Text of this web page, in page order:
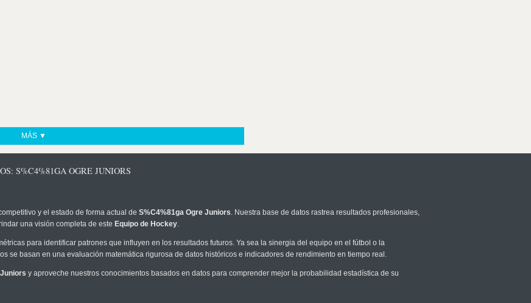
MÁS ▼
S%C4%81GA OGRE JUNIORS
y el estado de forma actual de S%C4%81ga Ogre Juniors. Nuestra base de datos rastrea resultados profesionales,
una visión completa de este Equipo de Hockey.
para identificar patrones que influyen en los resultados futuros. Ya sea la sinergia del equipo en el fútbol o la
se basan en una evaluación matemática rigurosa de datos históricos e indicadores de rendimiento en tiempo real.
y aproveche nuestros conocimientos basados en datos para comprender mejor la probabilidad estadística de su